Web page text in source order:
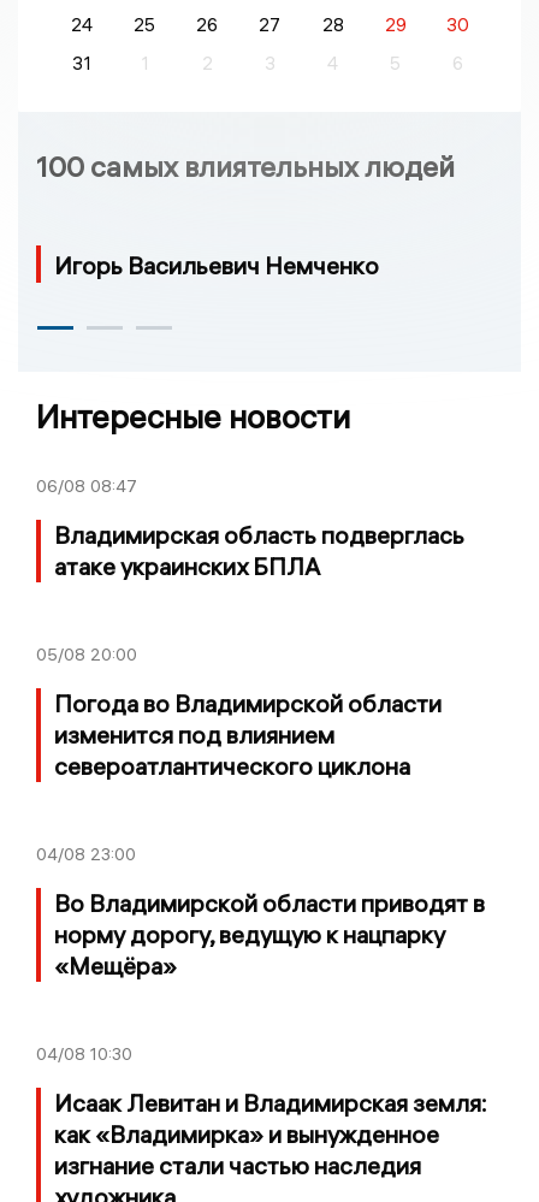
24
25 26 27 28 29
30
31
1 2 3 4 5 6
100 самых влиятельных людей
Игорь Васильевич Немченко
Интересные новости
06/08 08:47
Владимирская область подверглась
атаке украинских БПЛА
05/08 20:00
Погода во Владимирской области
изменится под влиянием
североатлантического циклона
04/08 23:00
Во Владимирской области приводят в
норму дорогу, ведущую к нацпарку
«Мещёра»
04/08 10:30
Исаак Левитан и Владимирская земля:
как «Владимирка» и вынужденное
изгнание стали частью наследия